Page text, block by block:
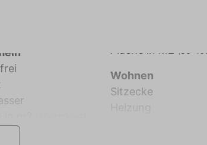
Wohnen
Sitzecke
Heizung